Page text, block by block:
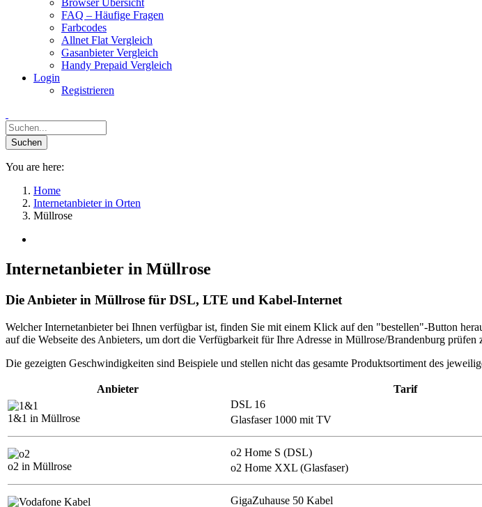
Browser Übersicht
FAQ – Häufige Fragen
Farbcodes
Allnet Flat Vergleich
Gasanbieter Vergleich
Handy Prepaid Vergleich
Login
Registrieren
You are here:
Home
Internetanbieter in Orten
Müllrose
Internetanbieter in Müllrose
Die Anbieter in Müllrose für DSL, LTE und Kabel-Internet
Welcher Internetanbieter bei Ihnen verfügbar ist, finden Sie mit einem Klick auf den "bestellen"-Button
auf die Webseite des Anbieters, um dort die Verfügbarkeit für Ihre Adresse in Müllrose/Brandenburg prüfen
Die gezeigten Geschwindigkeiten sind Beispiele und stellen nicht das gesamte Produktsortiment des
Anbieter Tarif
1&1 in Müllrose
DSL 16
Glasfaser 1000 mit TV
o2 in Müllrose
o2 Home S (DSL)
o2 Home XXL (Glasfaser)
GigaZuhause 50 Kabel